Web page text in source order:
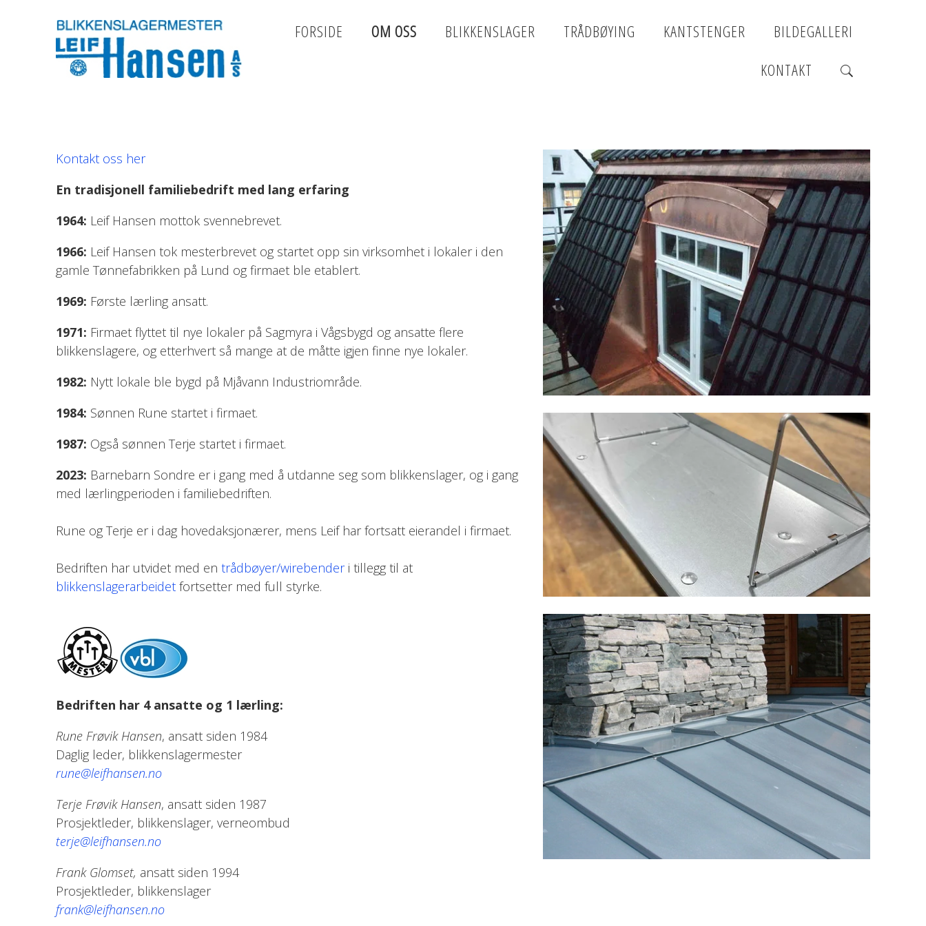
FORSIDE OM OSS BLIKKENSLAGER TRÅDBØYING KANTSTENGER
BILDEGALLERI
KONTAKT
Kontakt oss her
En tradisjonell familiebedrift med lang erfaring
1964: Leif Hansen mottok svennebrevet.
1966: Leif Hansen tok mesterbrevet og startet opp sin virksomhet i lokaler i den
gamle Tønnefabrikken på Lund og firmaet ble etablert.
1969: Første lærling ansatt.
1971: Firmaet flyttet til nye lokaler på Sagmyra i Vågsbygd og ansatte flere
blikkenslagere, og etterhvert så mange at de måtte igjen finne nye lokaler.
1982: Nytt lokale ble bygd på Mjåvann Industriområde.
1984: Sønnen Rune startet i firmaet.
1987: Også sønnen Terje startet i firmaet.
2023: Barnebarn Sondre er i gang med å utdanne seg som blikkenslager, og i gang
med lærlingperioden i familiebedriften.
Rune og Terje er i dag hovedaksjonærer, mens Leif har fortsatt eierandel i firmaet.
Bedriften har utvidet med en trådbøyer/wirebenderi tillegg til at
blikkenslagerarbeidetfortsetter med full styrke.
Bedriften har 4 ansatte og 1 lærling:
Rune Frøvik Hansen, ansatt siden 1984
Daglig leder, blikkenslagermester
rune@leifhansen.no
Terje Frøvik Hansen, ansatt siden 1987
Prosjektleder, blikkenslager, verneombud
terje@leifhansen.no
Frank Glomset, ansatt siden 1994
Prosjektleder, blikkenslager
frank@leifhansen.no